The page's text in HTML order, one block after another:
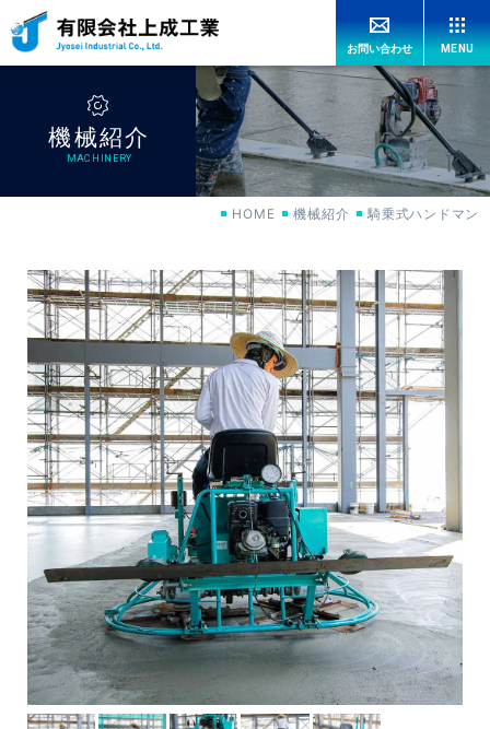
お問い合わせ MENU
HOME
上成工業の強み OUR ADVANTAGES
CONSTRUCTION
機械紹介 MACHINERY
特許紹介 PATENT
施工実績 WORKS
会社概要 ABOUT US
土間施工Q＆A FAQ
採用情報 RECRUITMENT
代理店募集 MEMBERSHIP
機械紹介
MACHINERY
HOME 機械紹介 騎乗式ハンドマン